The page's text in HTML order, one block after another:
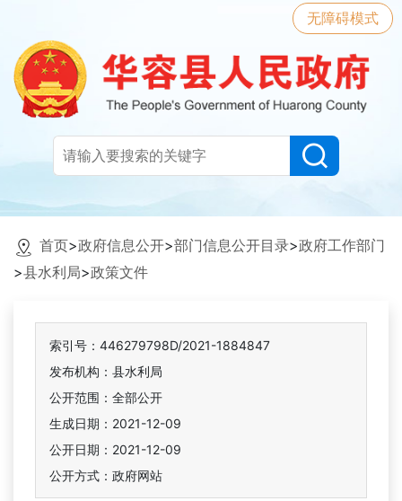
无障碍模式
首页>政府信息公开>部门信息公开目录>政府工作部门
>县水利局>政策文件
索引号：446279798D/2021-1884847
发布机构：县水利局
公开范围：全部公开
生成日期：2021-12-09
公开日期：2021-12-09
公开方式：政府网站